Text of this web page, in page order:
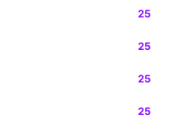
25
25
25
25